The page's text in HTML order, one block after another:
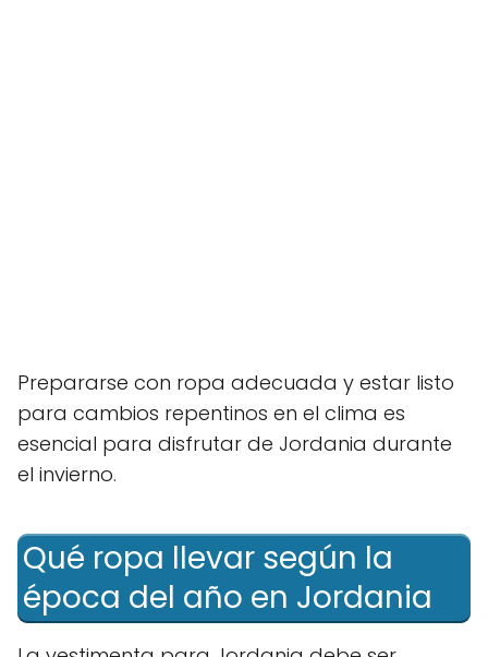
Prepararse con ropa adecuada y estar listo
para cambios repentinos en el clima es
esencial para disfrutar de Jordania durante
el invierno.
Qué ropa llevar según la
época del año en Jordania